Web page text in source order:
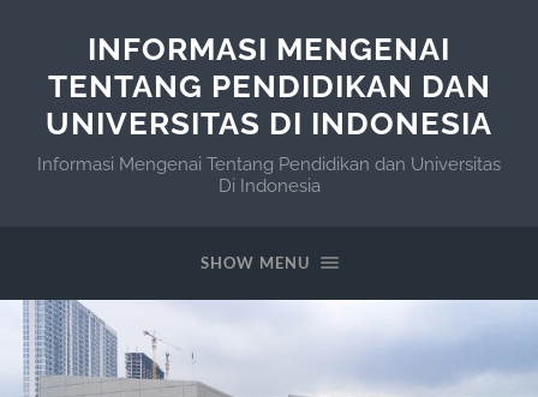
INFORMASI MENGENAI
TENTANG PENDIDIKAN DAN
UNIVERSITAS DI INDONESIA
Informasi Mengenai Tentang Pendidikan dan Universitas
Di Indonesia
SHOW MENU